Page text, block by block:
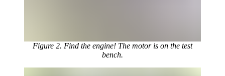
Figure 2. Find the engine! The motor is on the test
bench.